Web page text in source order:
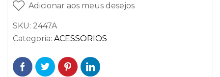
Adicionar aos meus desejos
SKU: 2447A
Categoria: ACESSORIOS